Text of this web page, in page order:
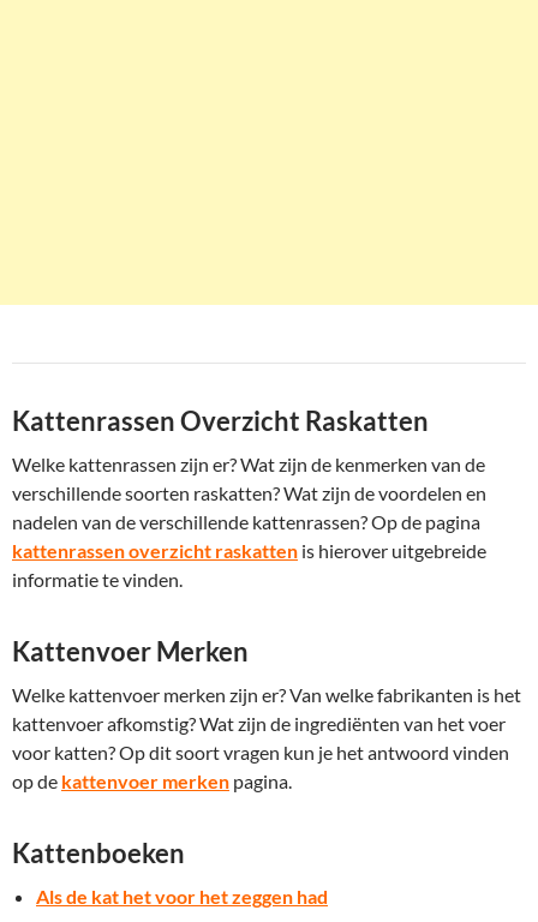
Kattenrassen Overzicht Raskatten
Welke kattenrassen zijn er? Wat zijn de kenmerken van de
verschillende soorten raskatten? Wat zijn de voordelen en
nadelen van de verschillende kattenrassen? Op de pagina
kattenrassen overzicht raskatten is hierover uitgebreide
informatie te vinden.
Kattenvoer Merken
Welke kattenvoer merken zijn er? Van welke fabrikanten is het
kattenvoer afkomstig? Wat zijn de ingrediënten van het voer
voor katten? Op dit soort vragen kun je het antwoord vinden
op de kattenvoer merken pagina.
Kattenboeken
Als de kat het voor het zeggen had